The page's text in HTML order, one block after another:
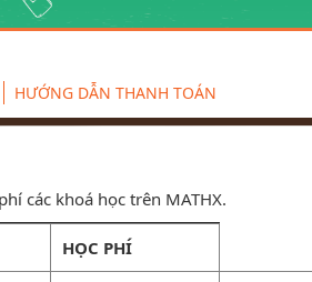
HƯỚNG DẪN THANH TOÁN
các khoá học trên MATHX.
HỌC PHÍ